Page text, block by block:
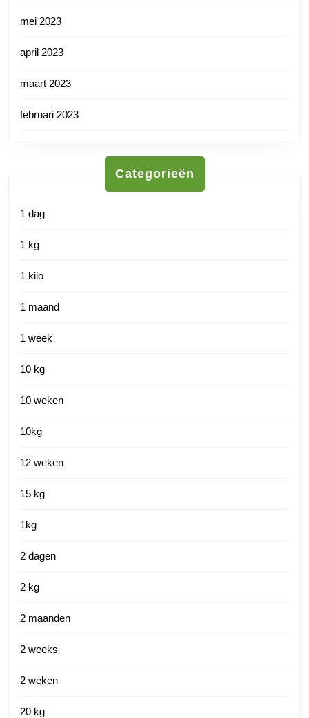
mei 2023
april 2023
maart 2023
februari 2023
Categorieën
1 dag
1 kg
1 kilo
1 maand
1 week
10 kg
10 weken
10kg
12 weken
15 kg
1kg
2 dagen
2 kg
2 maanden
2 weeks
2 weken
20 kg